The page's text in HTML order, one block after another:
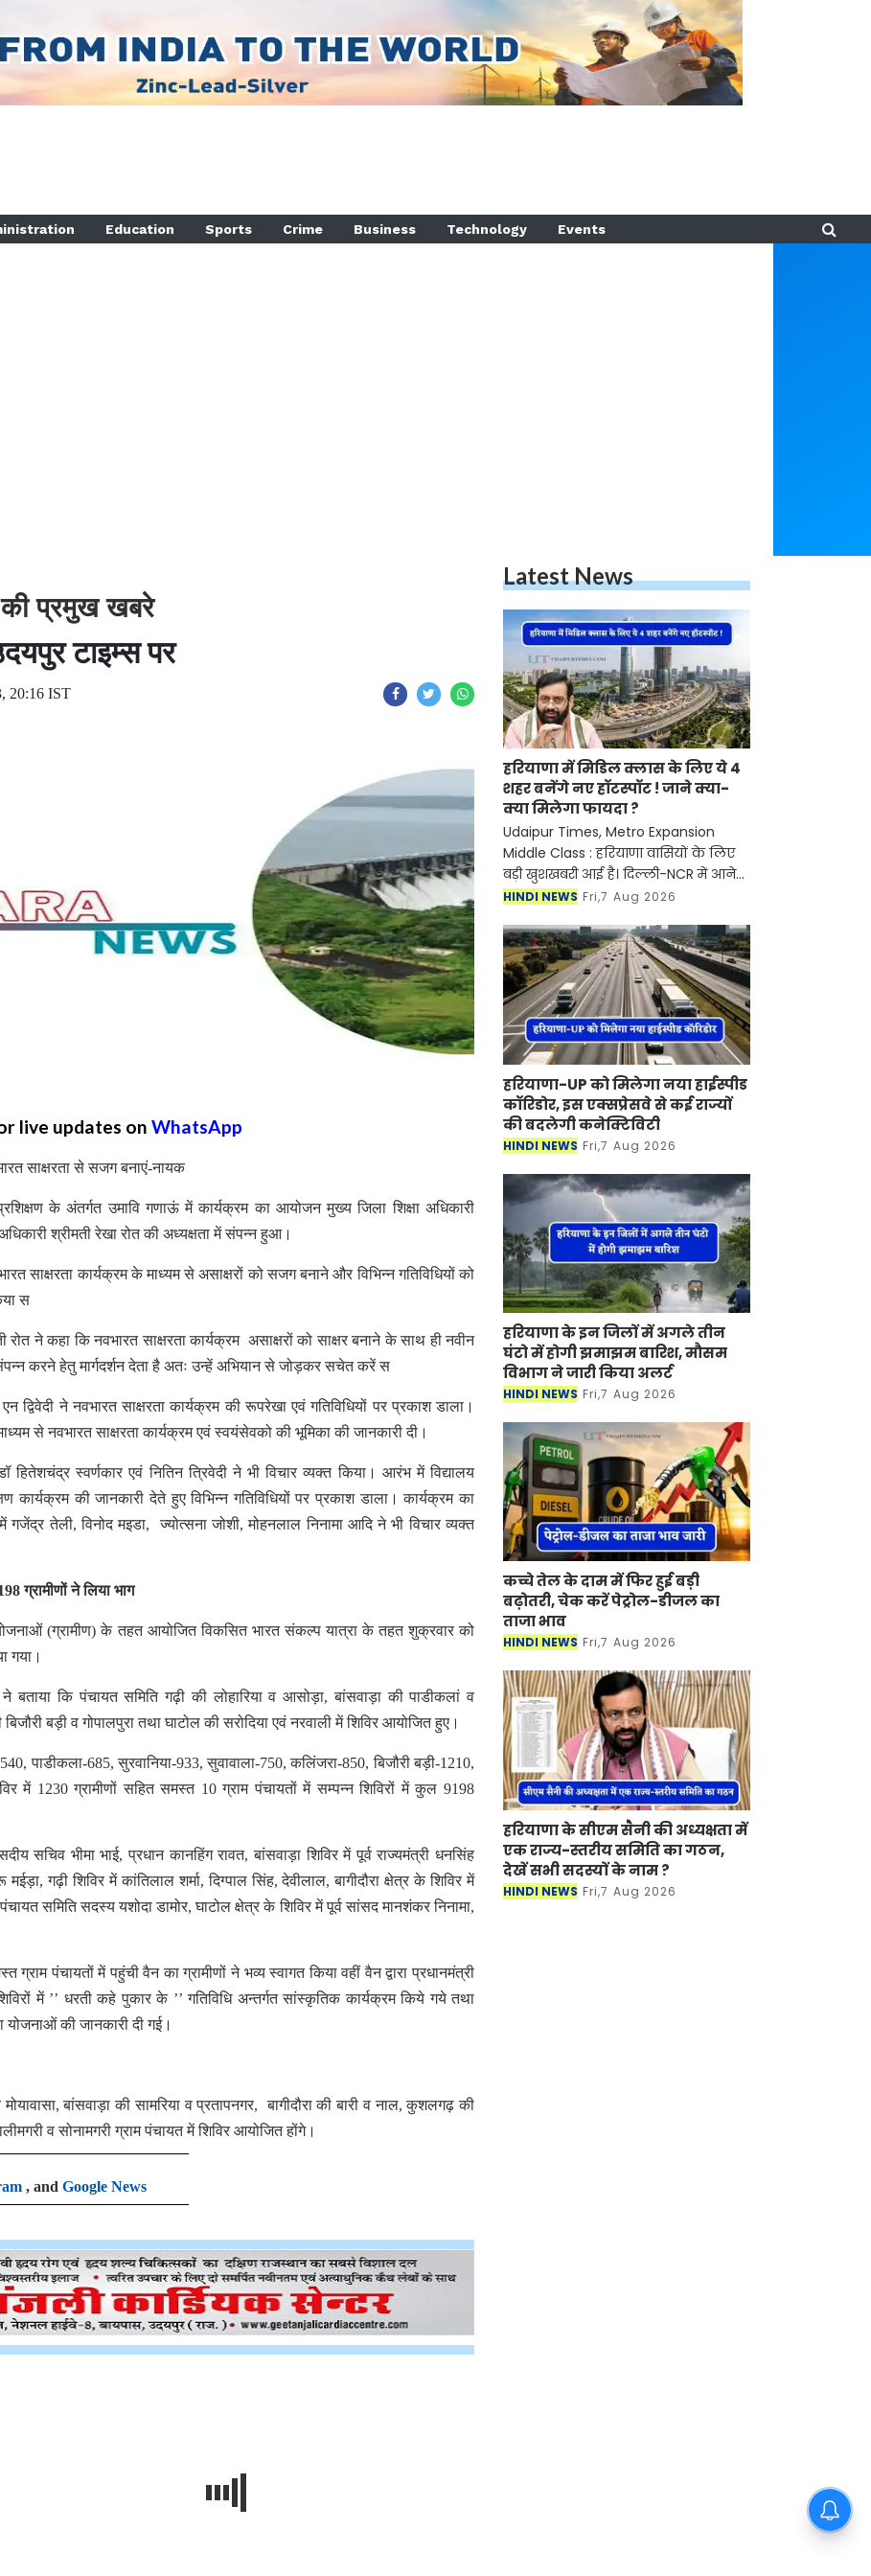
Education Sports Crime Business Technology Events
की प्रमुख खबरे
टाइम्स पर
20:16 IST
live updates on WhatsApp
साक्षरता से सजग बनाएं-नायक
के अंतर्गत उमावि गणाऊं में कार्यक्रम का आयोजन मुख्य जिला शिक्षा अधिकारी
श्रीमती रेखा रोत की अध्यक्षता में संपन्न हुआ।
साक्षरता कार्यक्रम के माध्यम से असाक्षरों को सजग बनाने और विभिन्न गतिविधियों को
स
रोत ने कहा कि नवभारत साक्षरता कार्यक्रम असाक्षरों को साक्षर बनाने के साथ ही नवीन
करने हेतु मार्गदर्शन देता है अतः उन्हें अभियान से जोड़कर सचेत करें स
द्विवेदी ने नवभारत साक्षरता कार्यक्रम की रूपरेखा एवं गतिविधियों पर प्रकाश डाला।
से नवभारत साक्षरता कार्यक्रम एवं स्वयंसेवको की भूमिका की जानकारी दी।
हितेशचंद्र स्वर्णकार एवं नितिन त्रिवेदी ने भी विचार व्यक्त किया। आरंभ में विद्यालय
कार्यक्रम की जानकारी देते हुए विभिन्न गतिविधियों पर प्रकाश डाला। कार्यक्रम का
तेली, विनोद मइडा, ज्योत्सना जोशी, मोहनलाल निनामा आदि ने भी विचार व्यक्त
ग्रामीणों ने लिया भाग
(ग्रामीण) के तहत आयोजित विकसित भारत संकल्प यात्रा के तहत शुक्रवार को
गया।
ने बताया कि पंचायत समिति गढ़ी की लोहारिया व आसोड़ा, बांसवाड़ा की पाडीकलां व
बड़ी व गोपालपुरा तथा घाटोल की सरोदिया एवं नरवाली में शिविर आयोजित हुए।
पाडीकला-685, सुरवानिया-933, सुवावाला-750, कलिंजरा-850, बिजौरी बड़ी-1210,
में 1230 ग्रामीणों सहित समस्त 10 ग्राम पंचायतों में सम्पन्न शिविरों में कुल 9198
सचिव भीमा भाई, प्रधान कानहिंग रावत, बांसवाड़ा शिविर में पूर्व राज्यमंत्री धनसिंह
गढ़ी शिविर में कांतिलाल शर्मा, दिग्पाल सिंह, देवीलाल, बागीदौरा क्षेत्र के शिविर में
समिति सदस्य यशोदा डामोर, घाटोल क्षेत्र के शिविर में पूर्व सांसद मानशंकर निनामा,
ग्राम पंचायतों में पहुंची वैन का ग्रामीणों ने भव्य स्वागत किया वहीं वैन द्वारा प्रधानमंत्री
में ’’ धरती कहे पुकार के ’’ गतिविधि अन्तर्गत सांस्कृतिक कार्यक्रम किये गये तथा
योजनाओं की जानकारी दी गई।
बांसवाड़ा की सामरिया व प्रतापनगर, बागीदौरा की बारी व नाल, कुशलगढ़ की
व सोनामगरी ग्राम पंचायत में शिविर आयोजित होंगे।
, and Google News
Latest News
हरियाणा में मिडिल क्लास के लिए ये 4
शहर बनेंगे नए हॉटस्पॉट ! जाने क्या-
क्या मिलेगा फायदा ?
Udaipur Times, Metro Expansion
Middle Class : हरियाणा वासियों के लिए
बड़ी खुशखबरी आई है। दिल्ली-NCR में आने
वाले सालों में परिवहन व्यवस्था में बड़ा
भारत रेल नेटवर्
HINDI NEWS Fri,7 Aug 2026
हरियाणा-UP को मिलेगा नया हाईस्पीड
कॉरिडोर, इस एक्सप्रेसवे से कई राज्यों
की बदलेगी कनेक्टिविटी
HINDI NEWS Fri,7 Aug 2026
हरियाणा के इन जिलों में अगले तीन
घंटो में होगी झमाझम बारिश, मौसम
विभाग ने जारी किया अलर्ट
HINDI NEWS Fri,7 Aug 2026
कच्चे तेल के दाम में फिर हुई बड़ी
बढ़ोतरी, चेक करें पेट्रोल-डीजल का
ताजा भाव
HINDI NEWS Fri,7 Aug 2026
हरियाणा के सीएम सैनी की अध्यक्षता में
एक राज्य-स्तरीय समिति का गठन,
देखें सभी सदस्यों के नाम ?
HINDI NEWS Fri,7 Aug 2026